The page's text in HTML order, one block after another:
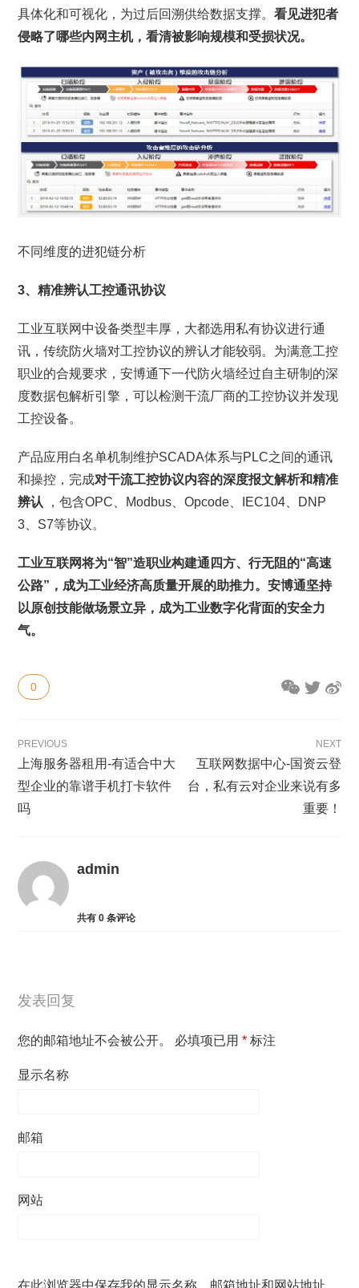
具体化和可视化，为过后回溯供给数据支撑。看见进犯者
侵略了哪些内网主机，看清被影响规模和受损状况。
不同维度的进犯链分析
3、精准辨认工控通讯协议
工业互联网中设备类型丰厚，大都选用私有协议进行通
讯，传统防火墙对工控协议的辨认才能较弱。为满意工控
职业的合规要求，安博通下一代防火墙经过自主研制的深
度数据包解析引擎，可以检测干流厂商的工控协议并发现
工控设备。
产品应用白名单机制维护SCADA体系与PLC之间的通讯
和操控，完成对干流工控协议内容的深度报文解析和精准
辨认
，包含OPC、Modbus、Opcode、IEC104、DNP
3、S7等协议。
工业互联网将为“智”造职业构建通四方、行无阻的“高速
公路”，成为工业经济高质量开展的助推力。安博通坚持
以原创技能做场景立异，成为工业数字化背面的安全力
气。
0
PREVIOUS
上海服务器租用-有适合中大
型企业的靠谱手机打卡软件
吗
NEXT
互联网数据中心-国资云登
台，私有云对企业来说有多
重要！
admin
共有0 条评论
发表回复
您的邮箱地址不会被公开。 必填项已用* 标注
显示名称
邮箱
网站
在此浏览器中保存我的显示名称、邮箱地址和网站地址，